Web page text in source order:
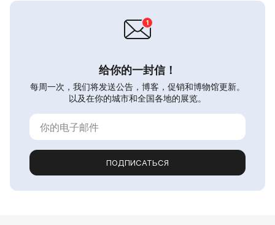
给你的一封信！
每周一次，我们将发送公告，博客，促销和博物馆更新。
以及在你的城市和全国各地的展览。
ПОДПИСАТЬСЯ